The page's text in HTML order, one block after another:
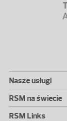
Nasze usługi
RSM na świecie
RSM Links